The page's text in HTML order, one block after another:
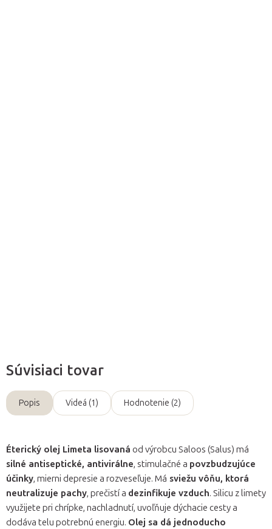
Súvisiaci tovar
Popis Videá (1) Hodnotenie (2)
Éterický olej Limeta lisovaná od výrobcu Saloos (Salus) má
silné antiseptické, antivirálne, stimulačné a povzbudzujúce
účinky, mierni depresie a rozveseľuje. Má sviežu vôňu, ktorá
neutralizuje pachy, prečistí a dezinfikuje vzduch. Silicu z limety
využijete pri chrípke, nachladnutí, uvoľňuje dýchacie cesty a
dodáva telu potrebnú energiu. Olej sa dá jednoducho